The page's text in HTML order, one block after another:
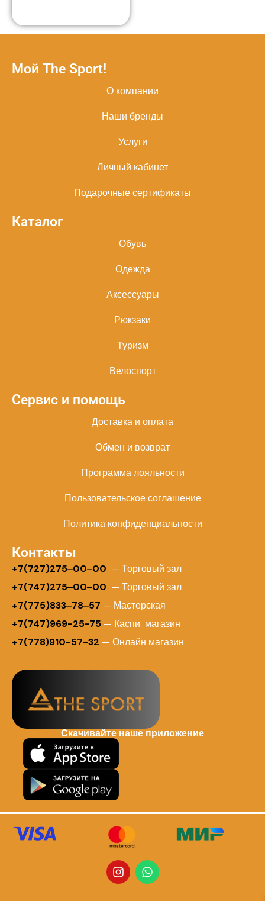
Мой The Sport!
О компании
Наши бренды
Услуги
Личный кабинет
Подарочные сертификаты
Каталог
Обувь
Одежда
Аксессуары
Рюкзаки
Туризм
Велоспорт
Сервис и помощь
Доставка и оплата
Обмен и возврат
Программа лояльности
Пользовательское соглашение
Политика конфиденциальности
Контакты
+7(727)275‒00‒00 — Торговый зал
+7(747)275‒00‒00 — Торговый зал
+7(775)833‒78‒57 — Мастерская
+7(747)969-25-75 — Каспи магазин
+7(778)910-57-32 — Онлайн магазин
Скачивайте наше приложение